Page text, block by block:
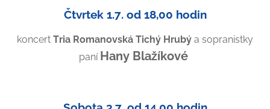
Čtvrtek 1.7. od 18,00 hodin
koncert Tria Romanovská Tichý Hrubý a sopranistky
paní Hany Blažíkové